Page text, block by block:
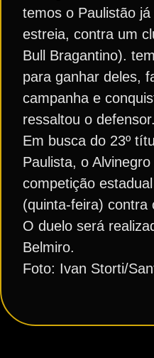
temos o Paulistão
estreia, contra um
Bull Bragantino).
para ganhar deles,
campanha e
ressaltou o defensor.
Em busca do 23º
Paulista, o
competição
(quinta-feira) contra
O duelo será
Belmiro.
Foto: Ivan Storti/